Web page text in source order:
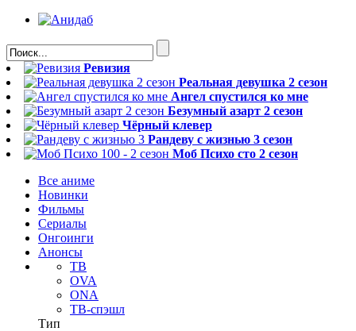
Ревизия
Реальная девушка 2 сезон
Ангел спустился ко мне
Безумный азарт 2 сезон
Чёрный клевер
Рандеву с жизнью 3 сезон
Моб Психо сто 2 сезон
Все аниме
Новинки
Фильмы
Сериалы
Онгоинги
Анонсы
ТВ
OVA
ONA
ТВ-спэшл
Тип